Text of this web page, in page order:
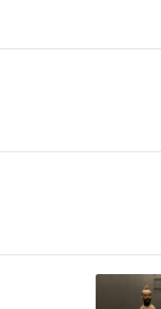
量、改造
医药特色
院未来的
们的经验
离不开老
大家继续